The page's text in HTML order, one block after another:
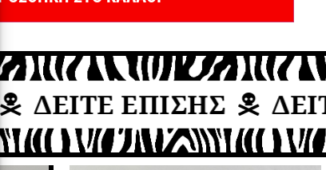
ΔΕΙΤΕ ΕΠΙΣΗΣ